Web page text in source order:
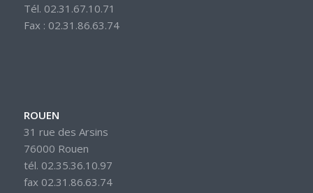
Tél. 02.31.67.10.71
Fax : 02.31.86.63.74
ROUEN
31 rue des Arsins
76000 Rouen
tél. 02.35.36.10.97
fax 02.31.86.63.74